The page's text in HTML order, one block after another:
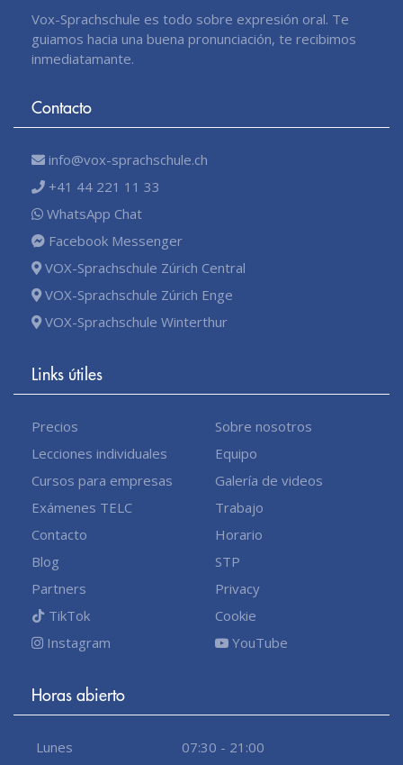
Vox-Sprachschule es todo sobre expresión oral. Te
guiamos hacia una buena pronunciación, te recibimos
inmediatamante.
Contacto
info@vox-sprachschule.ch
+41 44 221 11 33
WhatsApp Chat
Facebook Messenger
VOX-Sprachschule Zúrich Central
VOX-Sprachschule Zúrich Enge
VOX-Sprachschule Winterthur
Links útiles
Precios
Lecciones individuales
Cursos para empresas
Exámenes TELC
Contacto
Blog
Partners
TikTok
Instagram
Sobre nosotros
Equipo
Galería de videos
Trabajo
Horario
STP
Privacy
Cookie
YouTube
Horas abierto
Lunes
07:30 - 21:00